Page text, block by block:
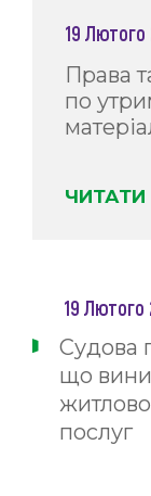
19 Лютого
Права
по
19 Лютого
Судова
що
послуг